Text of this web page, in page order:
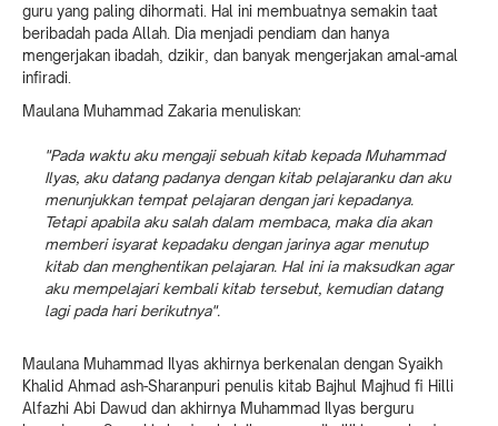
guru yang paling dihormati. Hal ini membuatnya semakin taat
beribadah pada Allah. Dia menjadi pendiam dan hanya
mengerjakan ibadah, dzikir, dan banyak mengerjakan amal-amal
infiradi.
Maulana Muhammad Zakaria menuliskan:
"Pada waktu aku mengaji sebuah kitab kepada Muhammad
Ilyas, aku datang padanya dengan kitab pelajaranku dan aku
menunjukkan tempat pelajaran dengan jari kepadanya.
Tetapi apabila aku salah dalam membaca, maka dia akan
memberi isyarat kepadaku dengan jarinya agar menutup
kitab dan menghentikan pelajaran. Hal ini ia maksudkan agar
aku mempelajari kembali kitab tersebut, kemudian datang
lagi pada hari berikutnya".
Maulana Muhammad Ilyas akhirnya berkenalan dengan Syaikh
Khalid Ahmad ash-Sharanpuri penulis kitab Bajhul Majhud fi Hilli
Alfazhi Abi Dawud dan akhirnya Muhammad Ilyas berguru